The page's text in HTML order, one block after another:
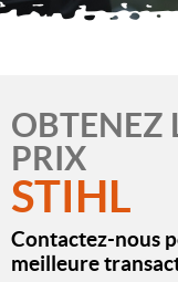
OBTENEZ
PRIX
STIHL
Contactez-nous
meilleure